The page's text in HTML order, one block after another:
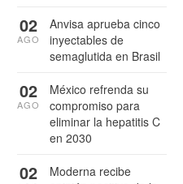
Anvisa aprueba cinco
inyectables de
semaglutida en Brasil
02
AGO
México refrenda su
compromiso para
eliminar la hepatitis C
en 2030
02
AGO
Moderna recibe
02